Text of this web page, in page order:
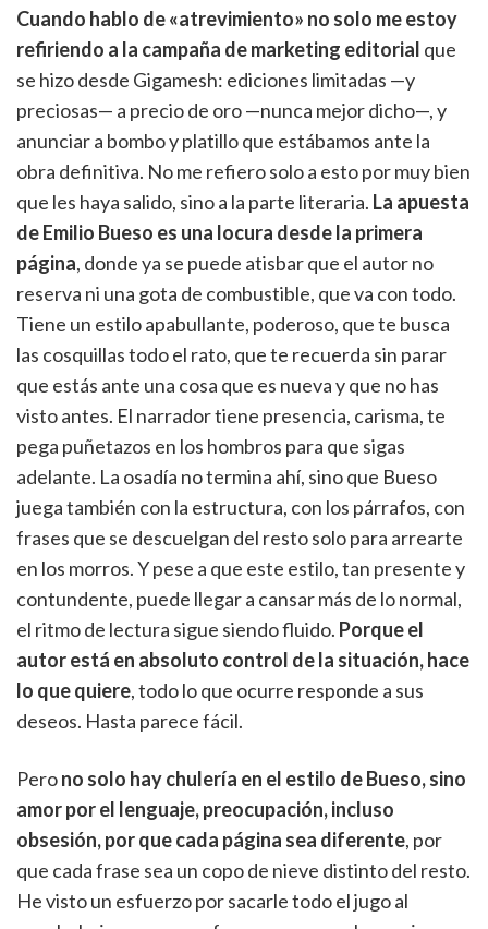
Cuando hablo de «atrevimiento» no solo me estoy
refiriendo a la campaña de marketing editorial que
se hizo desde Gigamesh: ediciones limitadas —y
preciosas— a precio de oro —nunca mejor dicho—, y
anunciar a bombo y platillo que estábamos ante la
obra definitiva. No me refiero solo a esto por muy bien
que les haya salido, sino a la parte literaria. La apuesta
de Emilio Bueso es una locura desde la primera
página, donde ya se puede atisbar que el autor no
reserva ni una gota de combustible, que va con todo.
Tiene un estilo apabullante, poderoso, que te busca
las cosquillas todo el rato, que te recuerda sin parar
que estás ante una cosa que es nueva y que no has
visto antes. El narrador tiene presencia, carisma, te
pega puñetazos en los hombros para que sigas
adelante. La osadía no termina ahí, sino que Bueso
juega también con la estructura, con los párrafos, con
frases que se descuelgan del resto solo para arrearte
en los morros. Y pese a que este estilo, tan presente y
contundente, puede llegar a cansar más de lo normal,
el ritmo de lectura sigue siendo fluido. Porque el
autor está en absoluto control de la situación, hace
lo que quiere, todo lo que ocurre responde a sus
deseos. Hasta parece fácil.
Perono solo hay chulería en el estilo de Bueso, sino
amor por el lenguaje, preocupación, incluso
obsesión, por que cada página sea diferente, por
que cada frase sea un copo de nieve distinto del resto.
He visto un esfuerzo por sacarle todo el jugo al